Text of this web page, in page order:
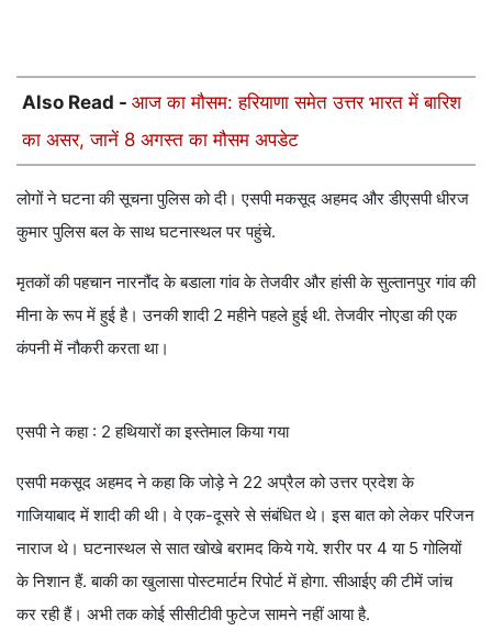
Also Read - आज का मौसम: हरियाणा समेत उत्तर भारत में बारिश
का असर, जानें 8 अगस्त का मौसम अपडेट
लोगों ने घटना की सूचना पुलिस को दी। एसपी मकसूद अहमद और डीएसपी धीरज
कुमार पुलिस बल के साथ घटनास्थल पर पहुंचे.
मृतकों की पहचान नारनौंद के बडाला गांव के तेजवीर और हांसी के सुल्तानपुर गांव की
मीना के रूप में हुई है। उनकी शादी 2 महीने पहले हुई थी. तेजवीर नोएडा की एक
कंपनी में नौकरी करता था।
एसपी ने कहा : 2 हथियारों का इस्तेमाल किया गया
एसपी मकसूद अहमद ने कहा कि जोड़े ने 22 अप्रैल को उत्तर प्रदेश के
गाजियाबाद में शादी की थी। वे एक-दूसरे से संबंधित थे। इस बात को लेकर परिजन
नाराज थे। घटनास्थल से सात खोखे बरामद किये गये. शरीर पर 4 या 5 गोलियों
के निशान हैं. बाकी का खुलासा पोस्टमार्टम रिपोर्ट में होगा. सीआईए की टीमें जांच
कर रही हैं। अभी तक कोई सीसीटीवी फुटेज सामने नहीं आया है.